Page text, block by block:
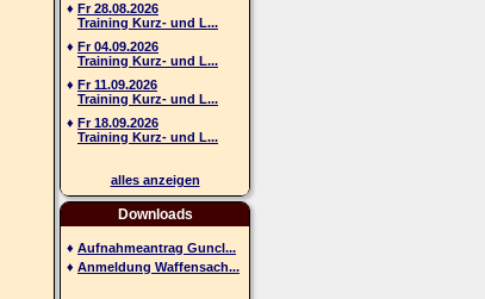
♦ Fr 28.08.2026
Training Kurz- und L...
♦ Fr 04.09.2026
Training Kurz- und L...
♦ Fr 11.09.2026
Training Kurz- und L...
♦ Fr 18.09.2026
Training Kurz- und L...
alles anzeigen
Downloads
♦ Aufnahmeantrag Guncl...
♦ Anmeldung Waffensach...